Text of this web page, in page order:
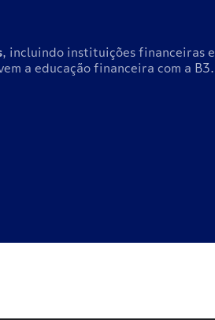
, incluindo instituições financeiras e
a educação financeira com a B3.